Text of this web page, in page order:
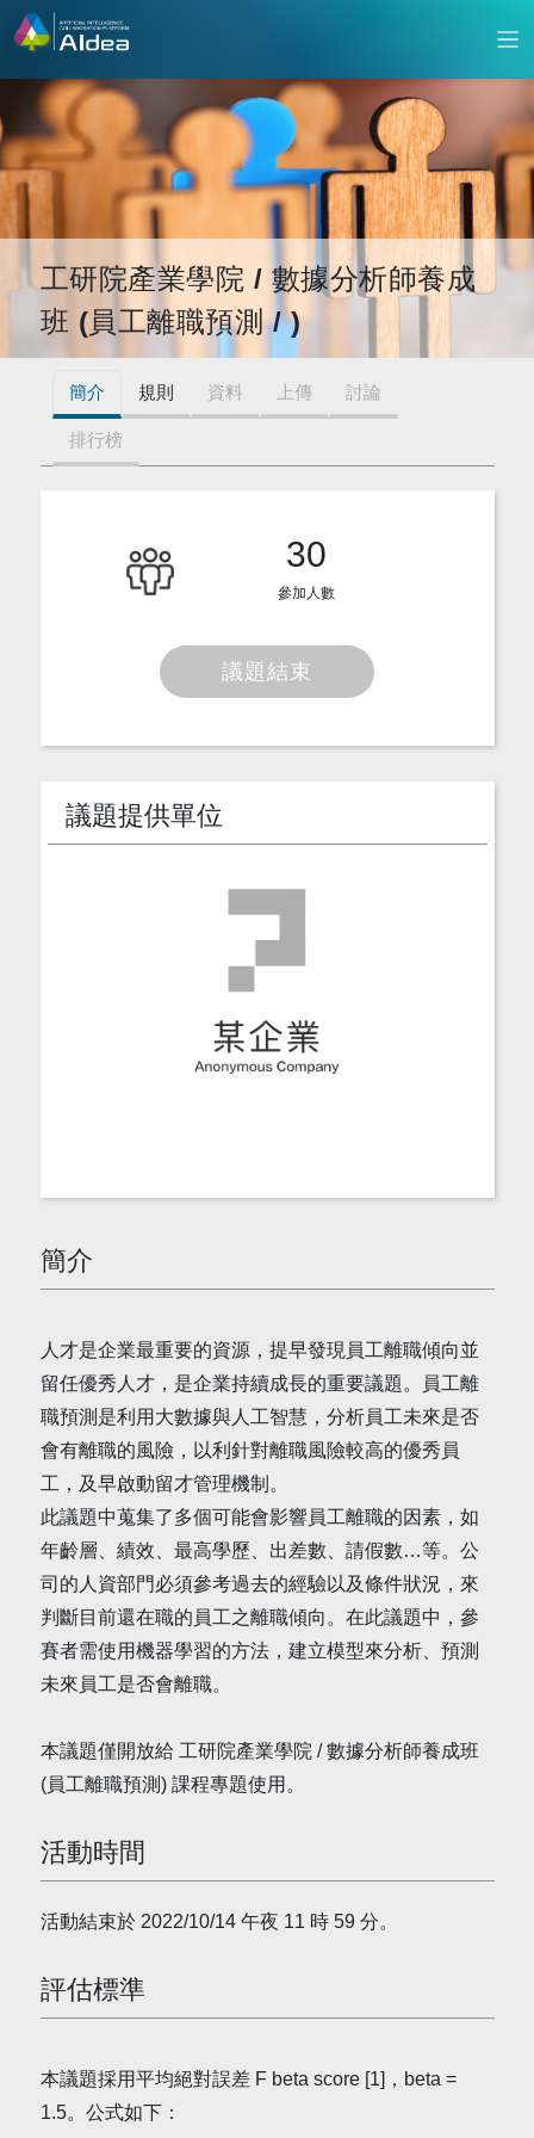
工研院產業學院 / 數據分析師養成
班 (員工離職預測 / )
簡介 規則 資料 上傳 討論
排行榜
30
參加人數
議題結束
議題提供單位
簡介
人才是企業最重要的資源，提早發現員工離職傾向並
留任優秀人才，是企業持續成長的重要議題。員工離
職預測是利用大數據與人工智慧，分析員工未來是否
會有離職的風險，以利針對離職風險較高的優秀員
工，及早啟動留才管理機制。
此議題中蒐集了多個可能會影響員工離職的因素，如
年齡層、績效、最高學歷、出差數、請假數…等。公
司的人資部門必須參考過去的經驗以及條件狀況，來
判斷目前還在職的員工之離職傾向。在此議題中，參
賽者需使用機器學習的方法，建立模型來分析、預測
未來員工是否會離職。
本議題僅開放給 工研院產業學院 / 數據分析師養成班
(員工離職預測) 課程專題使用。
活動時間
活動結束於 2022/10/14 午夜 11 時 59 分。
評估標準
本議題採用平均絕對誤差 F beta score [1]，beta =
1.5。公式如下：